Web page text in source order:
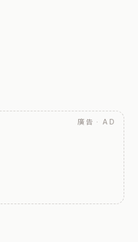
廣告 · AD